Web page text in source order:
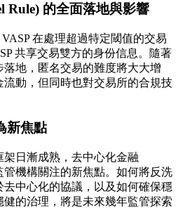
Rule) 的全面落地與影響
在處理超過特定閾值的交易
共享交易雙方的身份信息。隨著
地，匿名交易的難度將大大增
動，但同時也對交易所的合規技
新焦點
日漸成熟，去中心化金融
管機構關注的新焦點。如何將反洗
中心化的協議，以及如何確保穩
的治理，將是未來幾年監管探索